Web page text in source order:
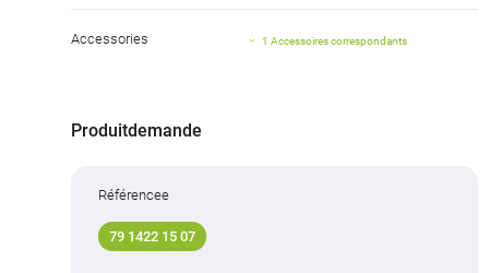
Accessories 1 Accessoires correspondants
Produitdemande
Référencee
79 1422 15 07